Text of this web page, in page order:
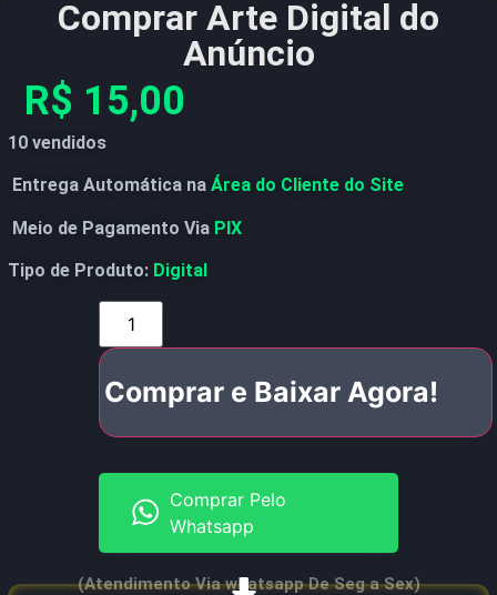
Comprar Arte Digital do
Anúncio
R$ 15,00
10 vendidos
Entrega Automática na Área do Cliente do Site
Meio de Pagamento Via PIX
Tipo de Produto: Digital
Comprar e Baixar Agora!
Comprar Pelo
Whatsapp
(Atendimento Via whatsapp De Seg a Sex)